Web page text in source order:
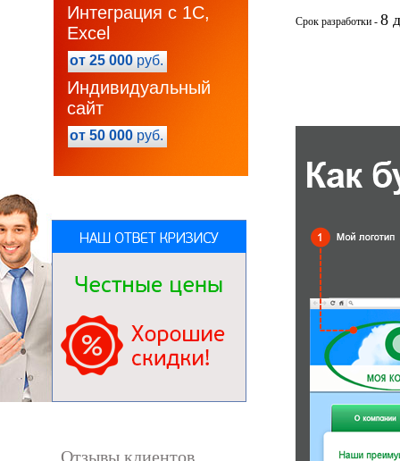
Интеграция с 1С,
Excel
от 25 000 руб.
Индивидуальный
сайт
от 50 000 руб.
Отзывы клиентов
Срок разработки - 8